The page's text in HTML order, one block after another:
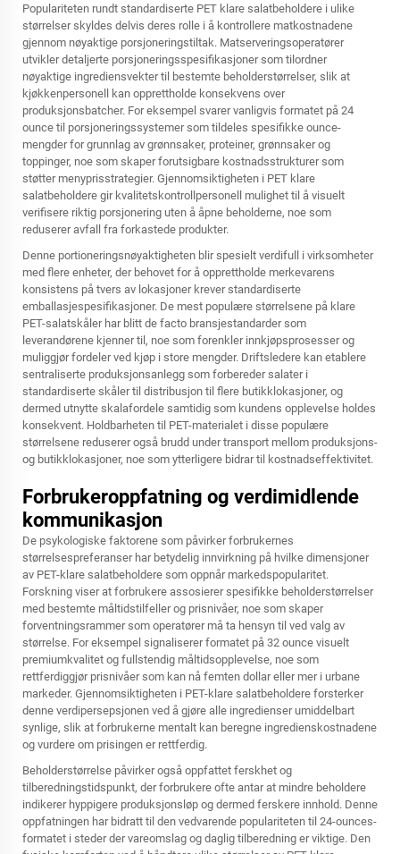
Populariteten rundt standardiserte PET klare salatbeholdere i ulike
størrelser skyldes delvis deres rolle i å kontrollere matkostnadene
gjennom nøyaktige porsjoneringstiltak. Matserveringsoperatører
utvikler detaljerte porsjoneringsspesifikasjoner som tilordner
nøyaktige ingrediensvekter til bestemte beholderstørrelser, slik at
kjøkkenpersonell kan opprettholde konsekvens over
produksjonsbatcher. For eksempel svarer vanligvis formatet på 24
ounce til porsjoneringssystemer som tildeles spesifikke ounce-
mengder for grunnlag av grønnsaker, proteiner, grønnsaker og
toppinger, noe som skaper forutsigbare kostnadsstrukturer som
støtter menyprisstrategier. Gjennomsiktigheten i PET klare
salatbeholdere gir kvalitetskontrollpersonell mulighet til å visuelt
verifisere riktig porsjonering uten å åpne beholderne, noe som
reduserer avfall fra forkastede produkter.
Denne portioneringsnøyaktigheten blir spesielt verdifull i virksomheter
med flere enheter, der behovet for å opprettholde merkevarens
konsistens på tvers av lokasjoner krever standardiserte
emballasjespesifikasjoner. De mest populære størrelsene på klare
PET-salatskåler har blitt de facto bransjestandarder som
leverandørene kjenner til, noe som forenkler innkjøpsprosesser og
muliggjør fordeler ved kjøp i store mengder. Driftsledere kan etablere
sentraliserte produksjonsanlegg som forbereder salater i
standardiserte skåler til distribusjon til flere butikklokasjoner, og
dermed utnytte skalafordele samtidig som kundens opplevelse holdes
konsekvent. Holdbarheten til PET-materialet i disse populære
størrelsene reduserer også brudd under transport mellom produksjons-
og butikklokasjoner, noe som ytterligere bidrar til kostnadseffektivitet.
Forbrukeroppfatning og verdimidlende
kommunikasjon
De psykologiske faktorene som påvirker forbrukernes
størrelsespreferanser har betydelig innvirkning på hvilke dimensjoner
av PET-klare salatbeholdere som oppnår markedspopularitet.
Forskning viser at forbrukere assosierer spesifikke beholderstørrelser
med bestemte måltidstilfeller og prisnivåer, noe som skaper
forventningsrammer som operatører må ta hensyn til ved valg av
størrelse. For eksempel signaliserer formatet på 32 ounce visuelt
premiumkvalitet og fullstendig måltidsopplevelse, noe som
rettferdiggjør prisnivåer som kan nå femten dollar eller mer i urbane
markeder. Gjennomsiktigheten i PET-klare salatbeholdere forsterker
denne verdipersepsjonen ved å gjøre alle ingredienser umiddelbart
synlige, slik at forbrukerne mentalt kan beregne ingredienskostnadene
og vurdere om prisingen er rettferdig.
Beholderstørrelse påvirker også oppfattet ferskhet og
tilberedningstidspunkt, der forbrukere ofte antar at mindre beholdere
indikerer hyppigere produksjonsløp og dermed ferskere innhold. Denne
oppfatningen har bidratt til den vedvarende populariteten til 24-ounces-
formatet i steder der vareomslag og daglig tilberedning er viktige. Den